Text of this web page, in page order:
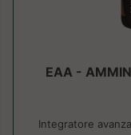
EAA -
Integratore